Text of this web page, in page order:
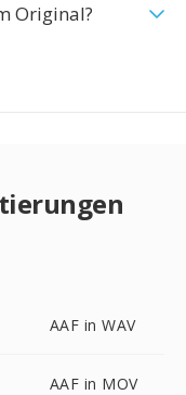
Original?
AAF in WAV
AAF in MOV